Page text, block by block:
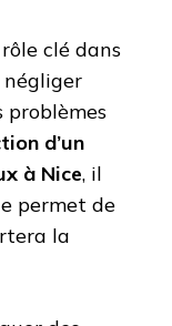
clé dans
d’un
à Nice, il
permet de
la